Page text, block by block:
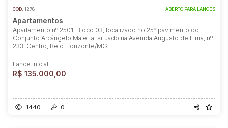
COD. 1278 ABERTO PARA LANCES
Apartamentos
Apartamento nº 2501, Bloco 03, localizado no 25º pavimento do
Conjunto Arcângelo Maletta, situado na Avenida Augusto de Lima, nº
233, Centro, Belo Horizonte/MG
Lance Inicial
R$ 135.000,00
1440 0